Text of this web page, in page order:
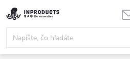
Prejsť
na
obsah